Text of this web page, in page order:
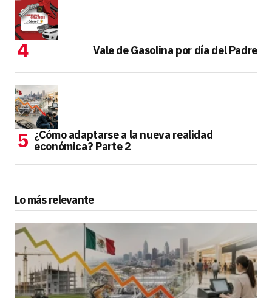
Vale de Gasolina por día del Padre
¿Cómo adaptarse a la nueva realidad
económica? Parte 2
Lo más relevante